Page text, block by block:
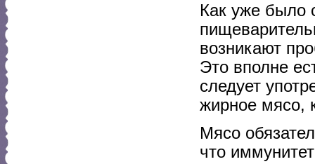
Как уже было
возникают
Это вполне
следует
жирное мясо,
Мясо
что